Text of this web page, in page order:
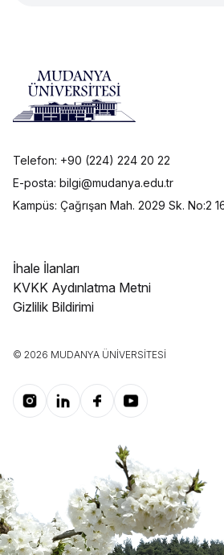
Telefon: +90 (224) 224 20 22
E-posta: bilgi@mudanya.edu.tr
Kampüs: Çağrışan Mah. 2029 Sk. No:2
İhale İlanları
KVKK Aydınlatma Metni
Gizlilik Bildirimi
© 2026 MUDANYA ÜNIVERSITESI